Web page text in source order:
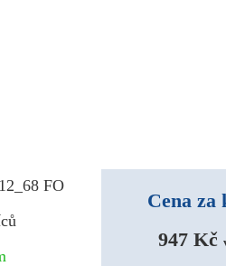
FO
Cena za
947 Kč